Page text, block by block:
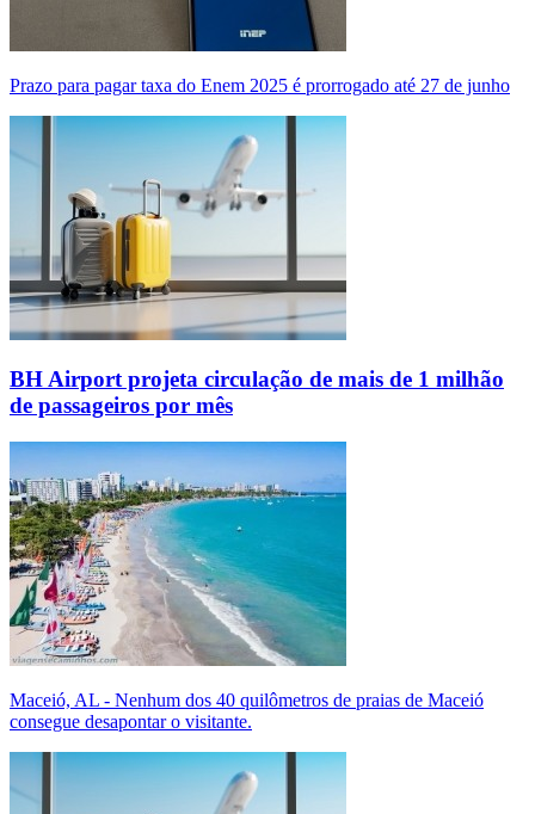
Prazo para pagar taxa do Enem 2025 é prorrogado até 27 de junho
BH Airport projeta circulação de mais de 1 milhão
de passageiros por mês
Maceió, AL - Nenhum dos 40 quilômetros de praias de Maceió
consegue desapontar o visitante.